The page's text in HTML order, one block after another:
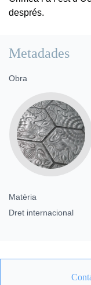
després.
Metadades
Obra
Matèria
Dret internacional